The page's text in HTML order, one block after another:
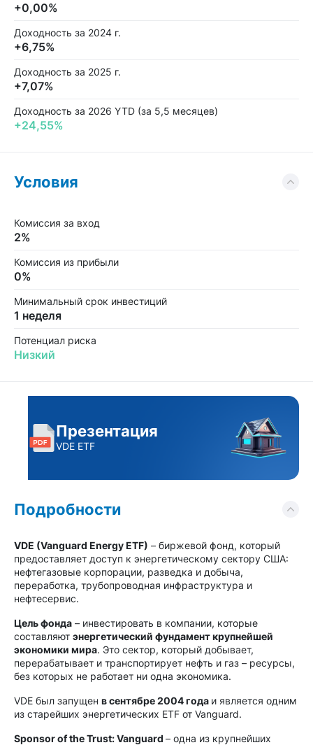
Подробности
VDE (Vanguard Energy ETF) – биржевой фонд, который
предоставляет доступ к энергетическому сектору США:
нефтегазовые корпорации, разведка и добыча,
переработка, трубопроводная инфраструктура и
нефтесервис.
Цель фонда – инвестировать в компании, которые
составляют энергетический фундамент крупнейшей
экономики мира. Это сектор, который добывает,
перерабатывает и транспортирует нефть и газ – ресурсы,
без которых не работает ни одна экономика.
VDE был запущен в сентябре 2004 года и является одним
из старейших энергетических ETF от Vanguard.
Sponsor of the Trust: Vanguard – одна из крупнейших
+0,00%
Доходность за 2024 г.
+6,75%
Доходность за 2025 г.
+7,07%
Доходность за 2026 YTD (за 5,5 месяцев)
+24,55%
Условия
Комиссия за вход
2%
Комиссия из прибыли
0%
Минимальный срок инвестиций
1 неделя
Потенциал риска
Низкий
Презентация
VDE ETF